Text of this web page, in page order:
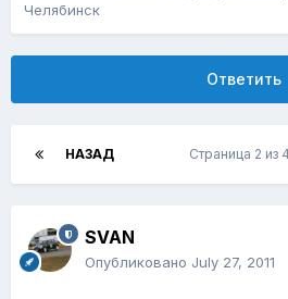
Челябинск
Ответить
НАЗАД Страница 2 из 4
SVAN
Опубликовано July 27, 2011